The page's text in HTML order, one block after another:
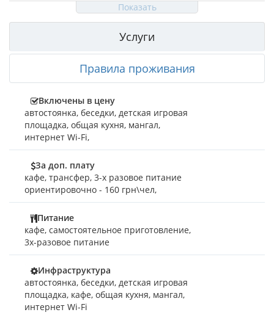
Показать
Услуги
Правила проживания
Включены в цену
автостоянка, беседки, детская игровая
площадка, общая кухня, мангал,
интернет Wi-Fi,
За доп. плату
кафе, трансфер, 3-х разовое питание
ориентировочно - 160 грн\чел,
Питание
кафе, самостоятельное приготовление,
3х-разовое питание
Инфраструктура
автостоянка, беседки, детская игровая
площадка, кафе, общая кухня, мангал,
интернет Wi-Fi